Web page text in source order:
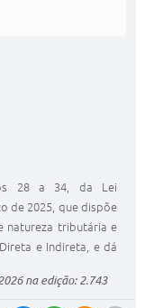
28 a 34, da Lei
de 2025, que dispõe
natureza tributária e
e Indireta, e dá
na edição: 2.743